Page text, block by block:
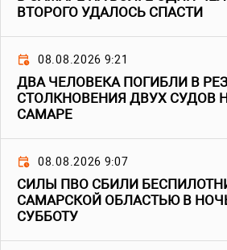
ВТОРОГО УДАЛОСЬ СПАСТИ
08.08.2026 9:21
ДВА ЧЕЛОВЕКА ПОГИБЛИ В
СТОЛКНОВЕНИЯ ДВУХ СУДОВ
САМАРЕ
08.08.2026 9:07
СИЛЫ ПВО СБИЛИ
САМАРСКОЙ ОБЛАСТЬЮ В
СУББОТУ